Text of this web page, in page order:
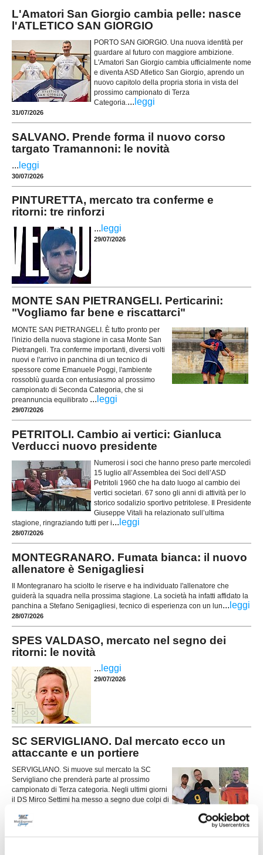
L'Amatori San Giorgio cambia pelle: nasce
l'ATLETICO SAN GIORGIO
PORTO SAN GIORGIO. Una nuova identità per
guardare al futuro con maggiore ambizione.
L'Amatori San Giorgio cambia ufficialmente nome
e diventa ASD Atletico San Giorgio, aprendo un
nuovo capitolo della propria storia in vista del
prossimo campionato di Terza
Categoria.... leggi
31/07/2026
SALVANO. Prende forma il nuovo corso
targato Tramannoni: le novità
... leggi
30/07/2026
PINTURETTA, mercato tra conferme e
ritorni: tre rinforzi
... leggi
29/07/2026
MONTE SAN PIETRANGELI. Perticarini:
"Vogliamo far bene e riscattarci"
MONTE SAN PIETRANGELI. È tutto pronto per
l'inizio della nuova stagione in casa Monte San
Pietrangeli. Tra conferme importanti, diversi volti
nuovi e l'arrivo in panchina di un tecnico di
spessore come Emanuele Poggi, l'ambiente
rossoblù guarda con entusiasmo al prossimo
campionato di Seconda Categoria, che si
preannuncia equilibrato ... leggi
29/07/2026
PETRITOLI. Cambio ai vertici: Gianluca
Verducci nuovo presidente
Numerosi i soci che hanno preso parte mercoledì
15 luglio all’Assemblea dei Soci dell’ASD
Petritoli 1960 che ha dato luogo al cambio dei
vertici societari. 67 sono gli anni di attività per lo
storico sodalizio sportivo petritolese. Il Presidente
Giuseppe Vitali ha relazionato sull’ultima
stagione, ringraziando tutti per i... leggi
28/07/2026
MONTEGRANARO. Fumata bianca: il nuovo
allenatore è Senigagliesi
Il Montegranaro ha sciolto le riserve e ha individuato l'allenatore che
guiderà la squadra nella prossima stagione. La società ha infatti affidato la
panchina a Stefano Senigagliesi, tecnico di esperienza con un lun... leggi
28/07/2026
SPES VALDASO, mercato nel segno dei
ritorni: le novità
... leggi
29/07/2026
SC SERVIGLIANO. Dal mercato ecco un
attaccante e un portiere
SERVIGLIANO. Si muove sul mercato la SC
Servigliano che prenderà parte al prossimo
campionato di Terza categoria. Negli ultimi giorni
il DS Mirco Settimi ha messo a segno due colpi di
Si tratta dell’attaccate classe &lsqu